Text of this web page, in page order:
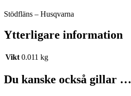
Stödfläns – Husqvarna
Ytterligare information
Vikt 0.011 kg
Du kanske också gillar …